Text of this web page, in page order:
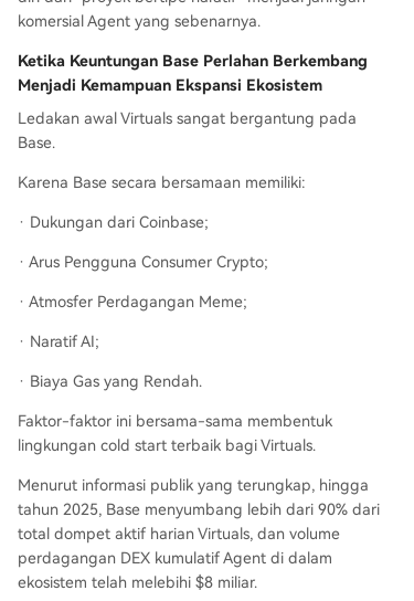
komersial Agent yang sebenarnya.
Ketika Keuntungan Base Perlahan Berkembang
Menjadi Kemampuan Ekspansi Ekosistem
Ledakan awal Virtuals sangat bergantung pada
Base.
Karena Base secara bersamaan memiliki:
· Dukungan dari Coinbase;
· Arus Pengguna Consumer Crypto;
· Atmosfer Perdagangan Meme;
· Naratif AI;
· Biaya Gas yang Rendah.
Faktor-faktor ini bersama-sama membentuk
lingkungan cold start terbaik bagi Virtuals.
Menurut informasi publik yang terungkap, hingga
tahun 2025, Base menyumbang lebih dari 90% dari
total dompet aktif harian Virtuals, dan volume
perdagangan DEX kumulatif Agent di dalam
ekosistem telah melebihi $8 miliar.